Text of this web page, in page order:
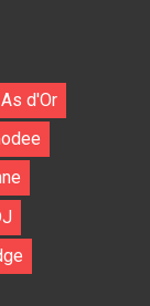
As d'Or